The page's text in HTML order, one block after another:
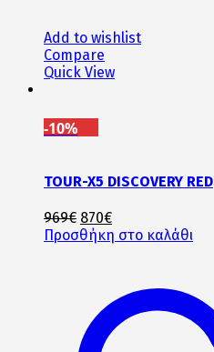
Add to wishlist
Compare
Quick View
-10%
TOUR-X5 DISCOVERY RED
969€ Original
price
870€Η
τρέχουσα
870€.
Προσθήκη στο καλάθι